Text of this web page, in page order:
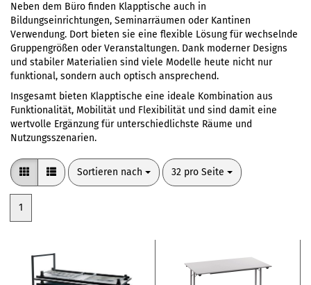
Neben dem Büro finden Klapptische auch in
Bildungseinrichtungen, Seminarräumen oder Kantinen
Verwendung. Dort bieten sie eine flexible Lösung für wechselnde
Gruppengrößen oder Veranstaltungen. Dank moderner Designs
und stabiler Materialien sind viele Modelle heute nicht nur
funktional, sondern auch optisch ansprechend.
Insgesamt bieten Klapptische eine ideale Kombination aus
Funktionalität, Mobilität und Flexibilität und sind damit eine
wertvolle Ergänzung für unterschiedlichste Räume und
Nutzungsszenarien.
Sortieren nach
Sortieren nach 32 pro Seite
pro Seite
1